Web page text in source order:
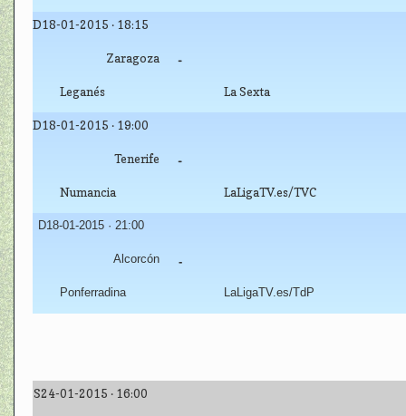
D18-01-2015 · 18:15
Zaragoza -
Leganés La Sexta
D18-01-2015 · 19:00
Tenerife -
Numancia LaLigaTV.es/TVC
D18-01-2015 · 21:00
Alcorcón -
Ponferradina LaLigaTV.es/TdP
S24-01-2015 · 16:00